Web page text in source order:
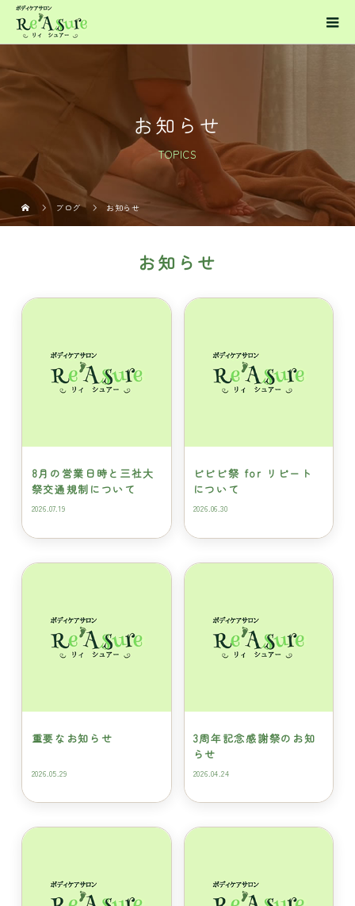
お知らせ
TOPICS
ブログ お知らせ
お知らせ
8月の営業日時と三社大
祭交通規制について
2026.07.19
ビビビ祭 for リピート
について
2026.06.30
重要なお知らせ
2026.05.29
3周年記念感謝祭のお知
らせ
2026.04.24